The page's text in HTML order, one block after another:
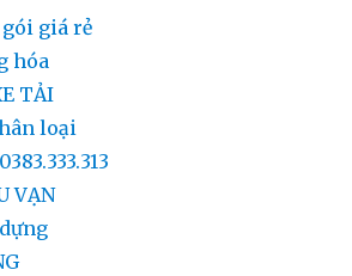
giá rẻ
hóa
TẢI
loại
VẠN